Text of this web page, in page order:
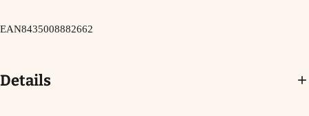
EAN8435008882662
Details